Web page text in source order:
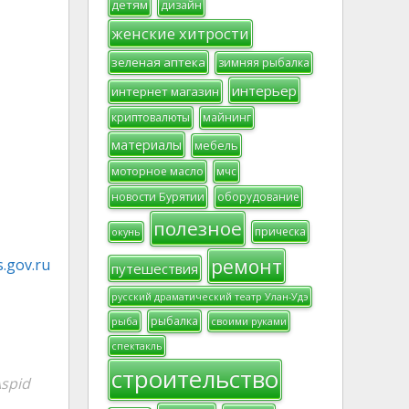
детям дизайн
женские хитрости
зеленая аптека зимняя рыбалка
интернет магазин интерьер
криптовалюты майнинг
материалы мебель
моторное масло
мчс
новости Бурятии
оборудование
окунь полезное прическа
путешествия ремонт
русский драматический театр Улан-Удэ
рыба
рыбалка
своими руками
спектакль
строительство